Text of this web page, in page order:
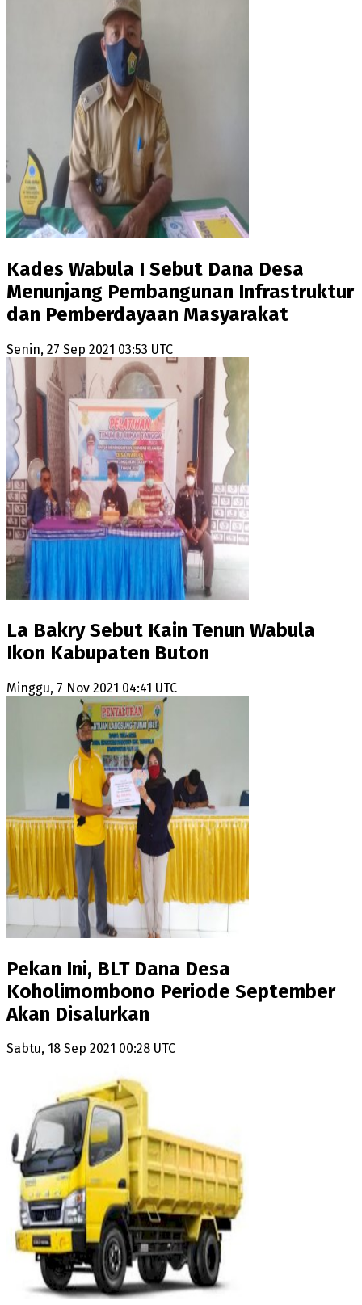
Kades Wabula I Sebut Dana Desa
Menunjang Pembangunan Infrastruktur
dan Pemberdayaan Masyarakat
Senin, 27 Sep 2021 03:53 UTC
La Bakry Sebut Kain Tenun Wabula
Ikon Kabupaten Buton
Minggu, 7 Nov 2021 04:41 UTC
Pekan Ini, BLT Dana Desa
Koholimombono Periode September
Akan Disalurkan
Sabtu, 18 Sep 2021 00:28 UTC